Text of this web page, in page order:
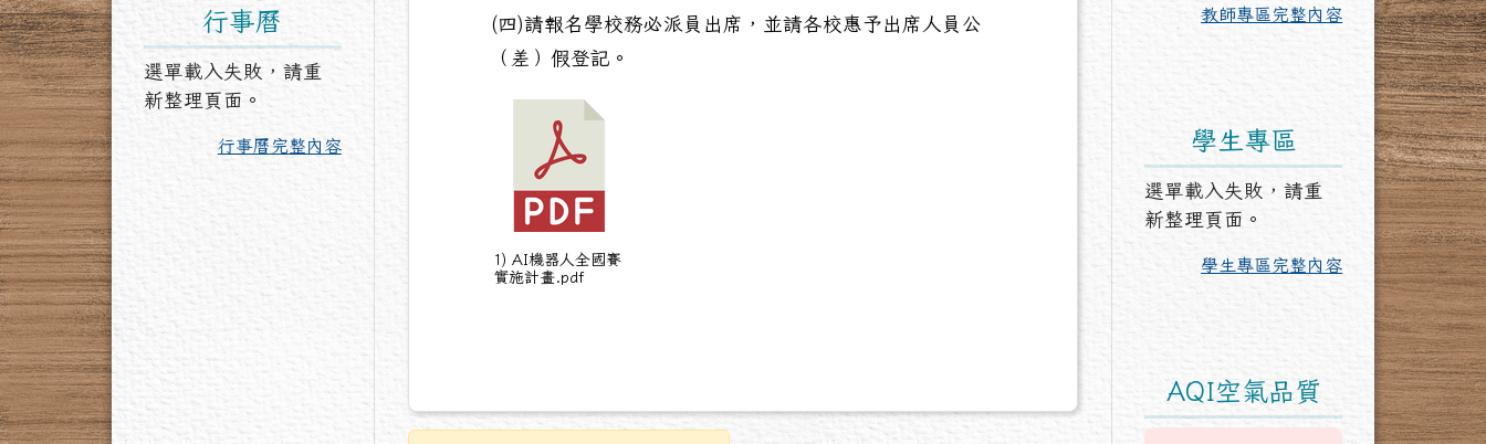
行事曆
選單載入失敗，請重
新整理頁面。
行事曆完整內容
(四)請報名學校務必派員出席，並請各校惠予出席人員公
（差）假登記。
1) AI機器人全國賽
實施計畫.pdf
教師專區完整內容
學生專區
選單載入失敗，請重
新整理頁面。
學生專區完整內容
AQI空氣品質